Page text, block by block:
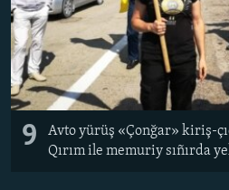
9
Avto yürüş «Çonğar» kiriş-
Qırım ile memuriy sıñırda